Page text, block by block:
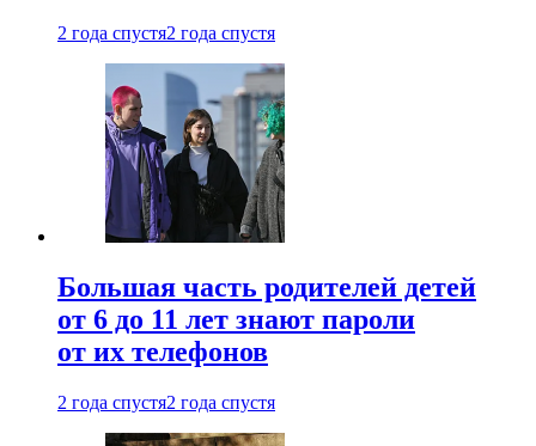
2 года спустя2 года спустя
Большая часть родителей детей
от 6 до 11 лет знают пароли
от их телефонов
2 года спустя2 года спустя